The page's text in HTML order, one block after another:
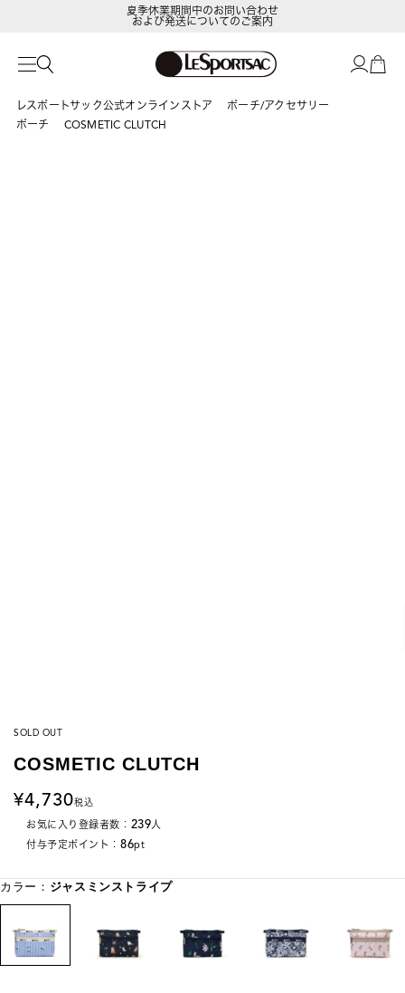
夏季休業期間中のお問い合わせ
および発送についてのご案内
レスポートサック公式オンラインストア
ポーチ/アクセサリー
ポーチ
COSMETIC CLUTCH
SOLD OUT
COSMETIC CLUTCH
4,730税込
お気に入り登録者数： 239人
付与予定ポイント： 86pt
カラー： ジャスミンストライプ